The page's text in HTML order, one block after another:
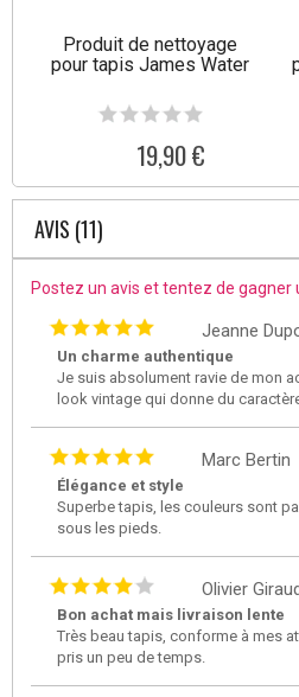
Produit de nettoyage
pour tapis James Water
19,90 €
AVIS (11)
Postez un avis et tentez de gagner
Jeanne
Un charme authentique
Je suis absolument ravie de mon
look vintage qui donne du
Marc Bertin
Élégance et style
Superbe tapis, les couleurs sont
sous les pieds.
Olivier
Bon achat mais livraison lente
Très beau tapis, conforme à mes
pris un peu de temps.